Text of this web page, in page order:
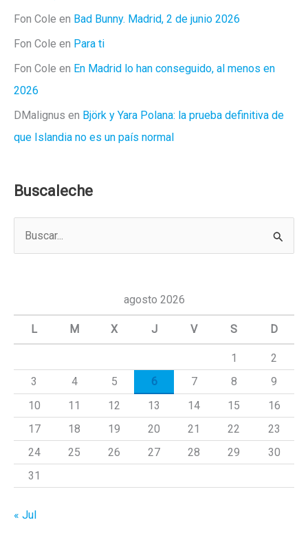
Fon Cole en Bad Bunny. Madrid, 2 de junio 2026
Fon Cole en Para ti
Fon Cole en En Madrid lo han conseguido, al menos en
2026
DMalignus en Björk y Yara Polana: la prueba definitiva de
que Islandia no es un país normal
Buscaleche
a
agosto 2026
L M X J V S D
1
2
3
4 5 6 7 8
9
10
11 12 13 14 15
16
17
18 19 20 21 22
23
24
25 26 27 28 29
30
31
« Jul